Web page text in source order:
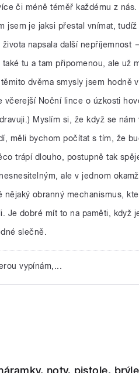
či méně téměř každému z
jsem je jaksi přestal vnímat,
napsala další nepříjemnost
tu a tam připomenou, ale už
dvěma smysly jsem hodně
včerejší Noční lince o úzkosti
Myslím si, že když se
měli bychom počítat s tím, že
trápí dlouho, postupně tak
ale v jednom
nějaký obranný mechanismus,
Je dobré mít to na paměti, když
slečně.
vypínám,...
noty, pistole,